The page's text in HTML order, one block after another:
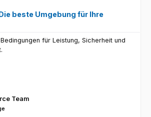
beste Umgebung für Ihre
für Leistung, Sicherheit und
Team